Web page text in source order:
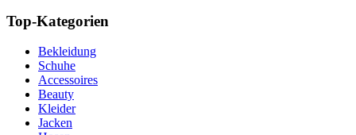
Top-Kategorien
Bekleidung
Schuhe
Accessoires
Beauty
Kleider
Jacken